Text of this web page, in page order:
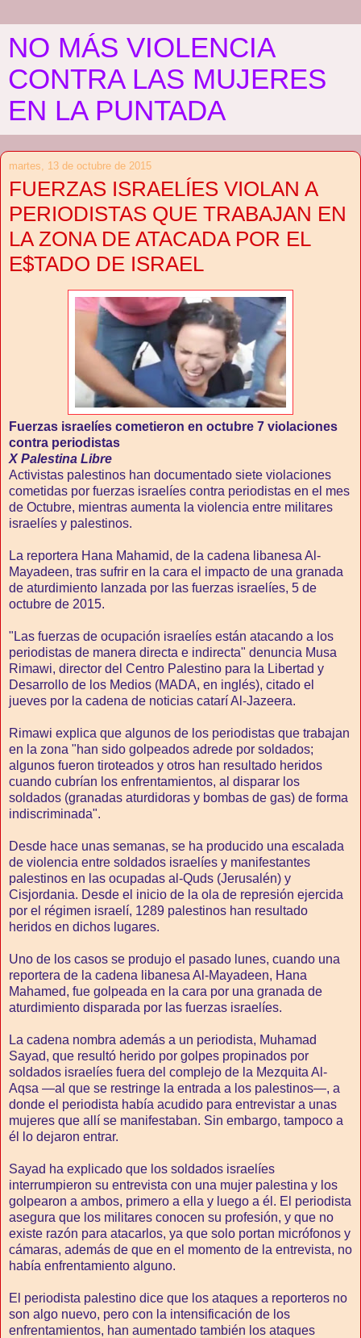
NO MÁS VIOLENCIA
CONTRA LAS MUJERES
EN LA PUNTADA
martes, 13 de octubre de 2015
FUERZAS ISRAELÍES VIOLAN A
PERIODISTAS QUE TRABAJAN EN
LA ZONA DE ATACADA POR EL
E$TADO DE ISRAEL
Fuerzas israelíes cometieron en octubre 7 violaciones
contra periodistas
X Palestina Libre
Activistas palestinos han documentado siete violaciones
cometidas por fuerzas israelíes contra periodistas en el mes
de Octubre, mientras aumenta la violencia entre militares
israelíes y palestinos.
La reportera Hana Mahamid, de la cadena libanesa Al-
Mayadeen, tras sufrir en la cara el impacto de una granada
de aturdimiento lanzada por las fuerzas israelíes, 5 de
octubre de 2015.
"Las fuerzas de ocupación israelíes están atacando a los
periodistas de manera directa e indirecta" denuncia Musa
Rimawi, director del Centro Palestino para la Libertad y
Desarrollo de los Medios (MADA, en inglés), citado el
jueves por la cadena de noticias catarí Al-Jazeera.
Rimawi explica que algunos de los periodistas que trabajan
en la zona "han sido golpeados adrede por soldados;
algunos fueron tiroteados y otros han resultado heridos
cuando cubrían los enfrentamientos, al disparar los
soldados (granadas aturdidoras y bombas de gas) de forma
indiscriminada".
Desde hace unas semanas, se ha producido una escalada
de violencia entre soldados israelíes y manifestantes
palestinos en las ocupadas al-Quds (Jerusalén) y
Cisjordania. Desde el inicio de la ola de represión ejercida
por el régimen israelí, 1289 palestinos han resultado
heridos en dichos lugares.
Uno de los casos se produjo el pasado lunes, cuando una
reportera de la cadena libanesa Al-Mayadeen, Hana
Mahamed, fue golpeada en la cara por una granada de
aturdimiento disparada por las fuerzas israelíes.
La cadena nombra además a un periodista, Muhamad
Sayad, que resultó herido por golpes propinados por
soldados israelíes fuera del complejo de la Mezquita Al-
Aqsa —al que se restringe la entrada a los palestinos—, a
donde el periodista había acudido para entrevistar a unas
mujeres que allí se manifestaban. Sin embargo, tampoco a
él lo dejaron entrar.
Sayad ha explicado que los soldados israelíes
interrumpieron su entrevista con una mujer palestina y los
golpearon a ambos, primero a ella y luego a él. El periodista
asegura que los militares conocen su profesión, y que no
existe razón para atacarlos, ya que solo portan micrófonos y
cámaras, además de que en el momento de la entrevista, no
había enfrentamiento alguno.
El periodista palestino dice que los ataques a reporteros no
son algo nuevo, pero con la intensificación de los
enfrentamientos, han aumentado también los ataques